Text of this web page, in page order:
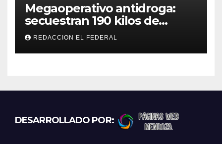
Megaoperativo antidroga:
secuestran 190 kilos de
marihuana que tenían como
destino La Rioja y Catamarca
REDACCION EL FEDERAL
DESARROLLADO POR: